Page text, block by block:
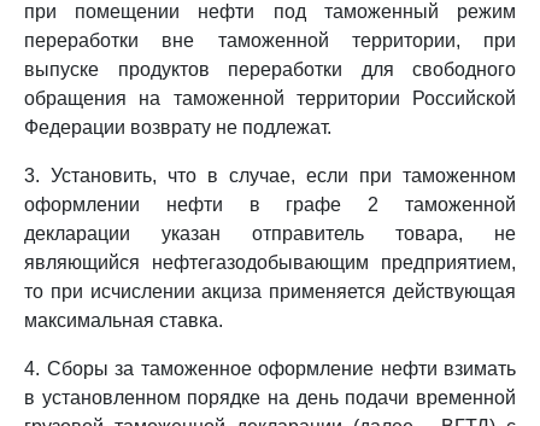
при помещении нефти под таможенный режим
переработки вне таможенной территории, при
выпуске продуктов переработки для свободного
обращения на таможенной территории Российской
Федерации возврату не подлежат.
3. Установить, что в случае, если при таможенном
оформлении нефти в графе 2 таможенной
декларации указан отправитель товара, не
являющийся нефтегазодобывающим предприятием,
то при исчислении акциза применяется действующая
максимальная ставка.
4. Сборы за таможенное оформление нефти взимать
в установленном порядке на день подачи временной